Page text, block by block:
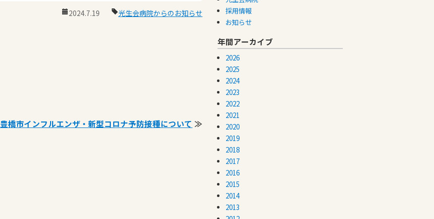
2024.7.19 光生会病院からのお知らせ
豊橋市インフルエンザ・新型コロナ予防接種について ≫
採用情報
お知らせ
年間アーカイブ
2026
2025
2024
2023
2022
2021
2020
2019
2018
2017
2016
2015
2014
2013